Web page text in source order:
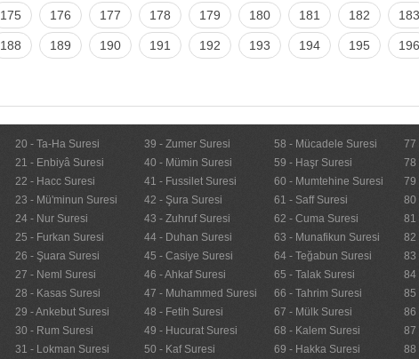
175 176 177 178 179 180 181 182 183
188 189 190 191 192 193 194 195 196
20 - Ta-Ha Suresi
21 - Enbiyâ Suresi
22 - Hacc Suresi
23 - Mü'minun Suresi
24 - Nur Suresi
25 - Furkan Suresi
26 - Şuara Suresi
27 - Neml Suresi
28 - Kasas Suresi
29 - Ankebut Suresi
30 - Rum Suresi
31 - Lokman Suresi
39 - Zumer Suresi
40 - Mümin Suresi
41 - Fussilet Suresi
42 - Şura Suresi
43 - Zuhruf Suresi
44 - Duhan Suresi
45 - Casiye Suresi
46 - Ahkaf Suresi
47 - Muhammed Suresi
48 - Fetih Suresi
49 - Hucurat Suresi
50 - Kaf Suresi
58 - Mücadele Suresi
59 - Haşr Suresi
60 - Mumtehine Suresi
61 - Saff Suresi
62 - Cuma Suresi
63 - Munafikun Suresi
64 - Teğabun Suresi
65 - Talak Suresi
66 - Tahrim Suresi
67 - Mülk Suresi
68 - Kalem Suresi
69 - Hakka Suresi
77
78
79
80
81
82
83
84
85
86
87
88